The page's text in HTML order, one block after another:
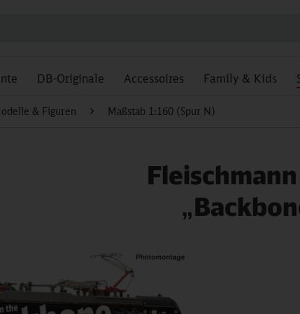
DB-Originale Accessoires Family & Kids
& Figuren Maßstab 1:160 (Spur N)